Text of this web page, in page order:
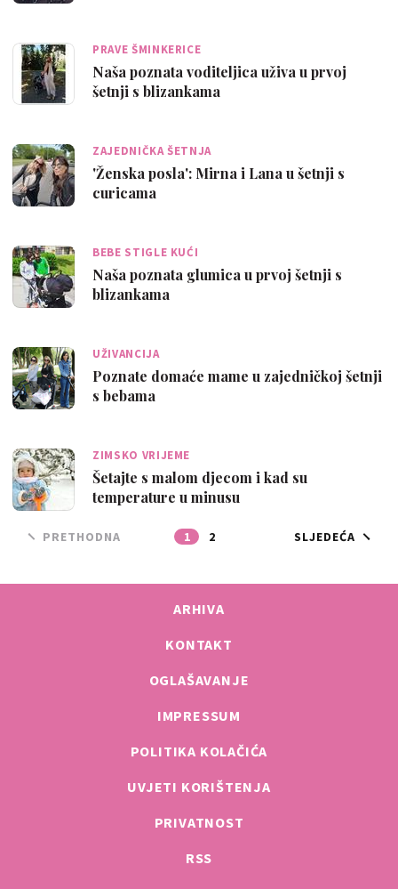
PRAVE ŠMINKERICE
Naša poznata voditeljica uživa u prvoj
šetnji s blizankama
ZAJEDNIČKA ŠETNJA
'Ženska posla': Mirna i Lana u šetnji s
curicama
BEBE STIGLE KUĆI
Naša poznata glumica u prvoj šetnji s
blizankama
UŽIVANCIJA
Poznate domaće mame u zajedničkoj šetnji
s bebama
ZIMSKO VRIJEME
Šetajte s malom djecom i kad su
temperature u minusu
PRETHODNA 1 2 SLJEDEĆA
ARHIVA
KONTAKT
OGLAŠAVANJE
IMPRESSUM
POLITIKA KOLAČIĆA
UVJETI KORIŠTENJA
PRIVATNOST
RSS